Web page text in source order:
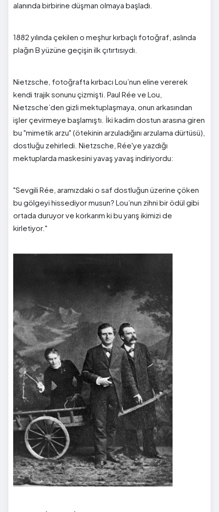
alanında birbirine düşman olmaya başladı.
1882 yılında çekilen o meşhur kırbaçlı fotoğraf, aslında
plağın B yüzüne geçişin ilk çıtırtısıydı.
Nietzsche, fotoğrafta kırbacı Lou’nun eline vererek
kendi trajik sonunu çizmişti. Paul Rée ve Lou,
Nietzsche’den gizli mektuplaşmaya, onun arkasından
işler çevirmeye başlamıştı. İki kadim dostun arasına giren
bu "mimetik arzu" (ötekinin arzuladığını arzulama dürtüsü),
dostluğu zehirledi. Nietzsche, Rée'ye yazdığı
mektuplarda maskesini yavaş yavaş indiriyordu:
"Sevgili Rée, aramızdaki o saf dostluğun üzerine çöken
bu gölgeyi hissediyor musun? Lou’nun zihni bir ödül gibi
ortada duruyor ve korkarım ki bu yarış ikimizi de
kirletiyor."